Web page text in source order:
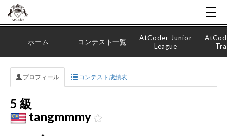
ホーム コンテスト一覧
AtCoder Junior
League
プロフィール コンテスト成績表
5 級
tangmmmy